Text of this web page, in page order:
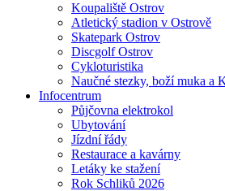
Koupaliště Ostrov
Atletický stadion v Ostrově
Skatepark Ostrov
Discgolf Ostrov
Cykloturistika
Naučné stezky, boží muka a
Infocentrum
Půjčovna elektrokol
Ubytování
Jízdní řády
Restaurace a kavárny
Letáky ke stažení
Rok Schliků 2026